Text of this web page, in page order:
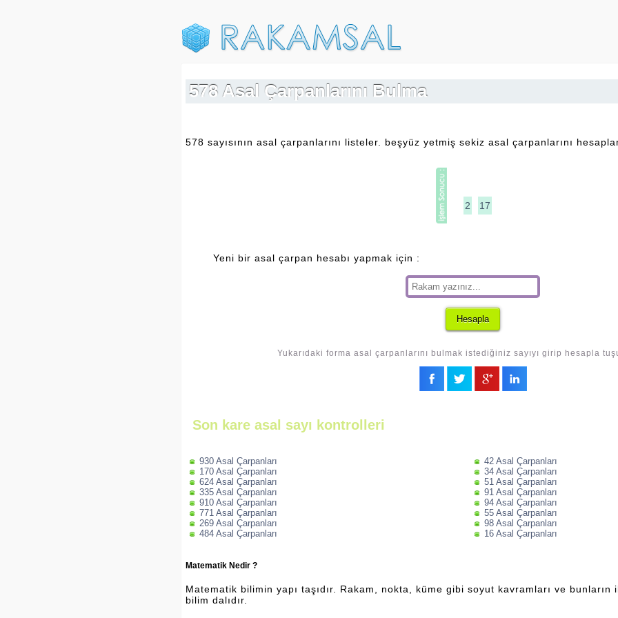
578 Asal Çarpanlarını Bulma
578 sayısının asal çarpanlarını listeler. beşyüz yetmiş sekiz asal çarpanlarını
2 17
Yeni bir asal çarpan hesabı yapmak için :
Yukarıdaki forma asal çarpanlarını bulmak istediğiniz sayıyı girip hesapla
Son kare asal sayı kontrolleri
930 Asal Çarpanları
170 Asal Çarpanları
624 Asal Çarpanları
335 Asal Çarpanları
910 Asal Çarpanları
771 Asal Çarpanları
269 Asal Çarpanları
484 Asal Çarpanları
42 Asal Çarpanları
34 Asal Çarpanları
51 Asal Çarpanları
91 Asal Çarpanları
94 Asal Çarpanları
55 Asal Çarpanları
98 Asal Çarpanları
16 Asal Çarpanları
Matematik Nedir ?
Matematik bilimin yapı taşıdır. Rakam, nokta, küme gibi soyut kavramları ve
bilim dalıdır.